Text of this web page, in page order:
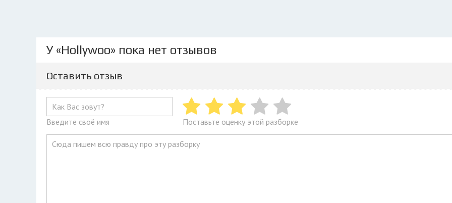
У «Hollywoo» пока нет отзывов
Оставить отзыв
Введите своё имя Поставьте оценку этой разборке